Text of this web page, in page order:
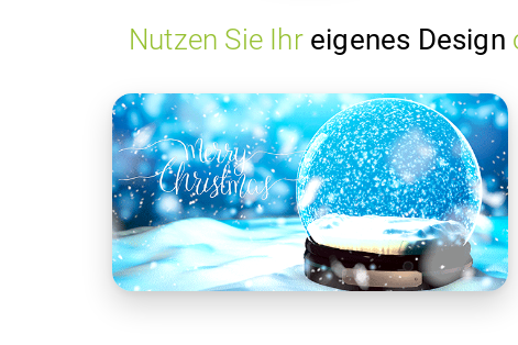
Nutzen Sie Ihr eigenes Design